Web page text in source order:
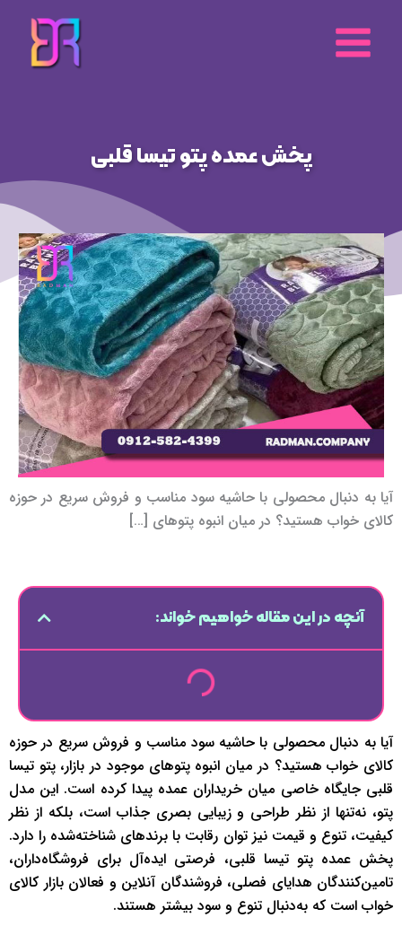
محتوا
پخش عمده پتو تیسا قلبی
آیا به دنبال محصولی با حاشیه سود مناسب و فروش سریع در حوزه
کالای خواب هستید؟ در میان انبوه پتوهای […]
آنچه در این مقاله خواهیم خواند:
آیا به دنبال محصولی با حاشیه سود مناسب و فروش سریع در حوزه
کالای خواب هستید؟ در میان انبوه پتوهای موجود در بازار، پتو تیسا
قلبی جایگاه خاصی میان خریداران عمده پیدا کرده است. این مدل
پتو، نه‌تنها از نظر طراحی و زیبایی بصری جذاب است، بلکه از نظر
کیفیت، تنوع و قیمت نیز توان رقابت با برندهای شناخته‌شده را دارد.
پخش عمده پتو تیسا قلبی، فرصتی ایده‌آل برای فروشگاه‌داران،
تامین‌کنندگان هدایای فصلی، فروشندگان آنلاین و فعالان بازار کالای
خواب است که به‌دنبال تنوع و سود بیشتر هستند.